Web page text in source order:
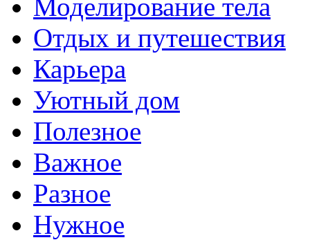
Моделирование тела
Отдых и путешествия
Карьера
Уютный дом
Полезное
Важное
Разное
Нужное